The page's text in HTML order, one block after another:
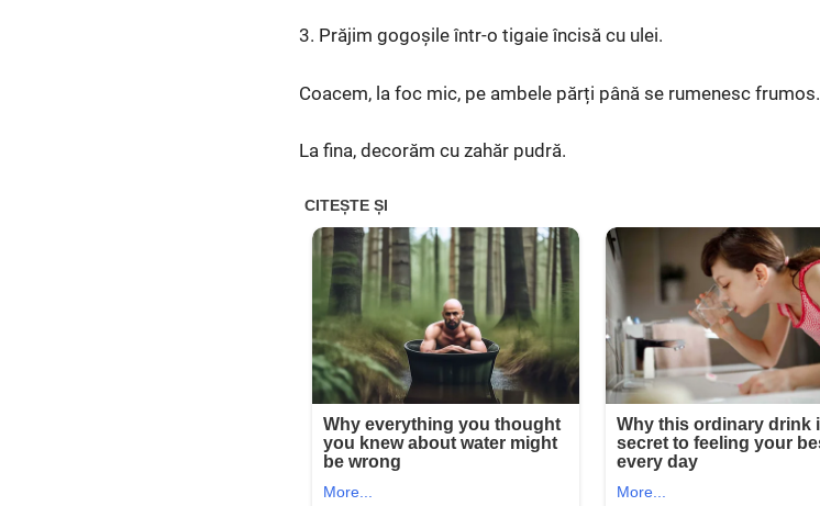
3. Prăjim gogoșile într-o tigaie încisă cu ulei.
Coacem, la foc mic, pe ambele părți până se rumenesc frumos.
La fina, decorăm cu zahăr pudră.